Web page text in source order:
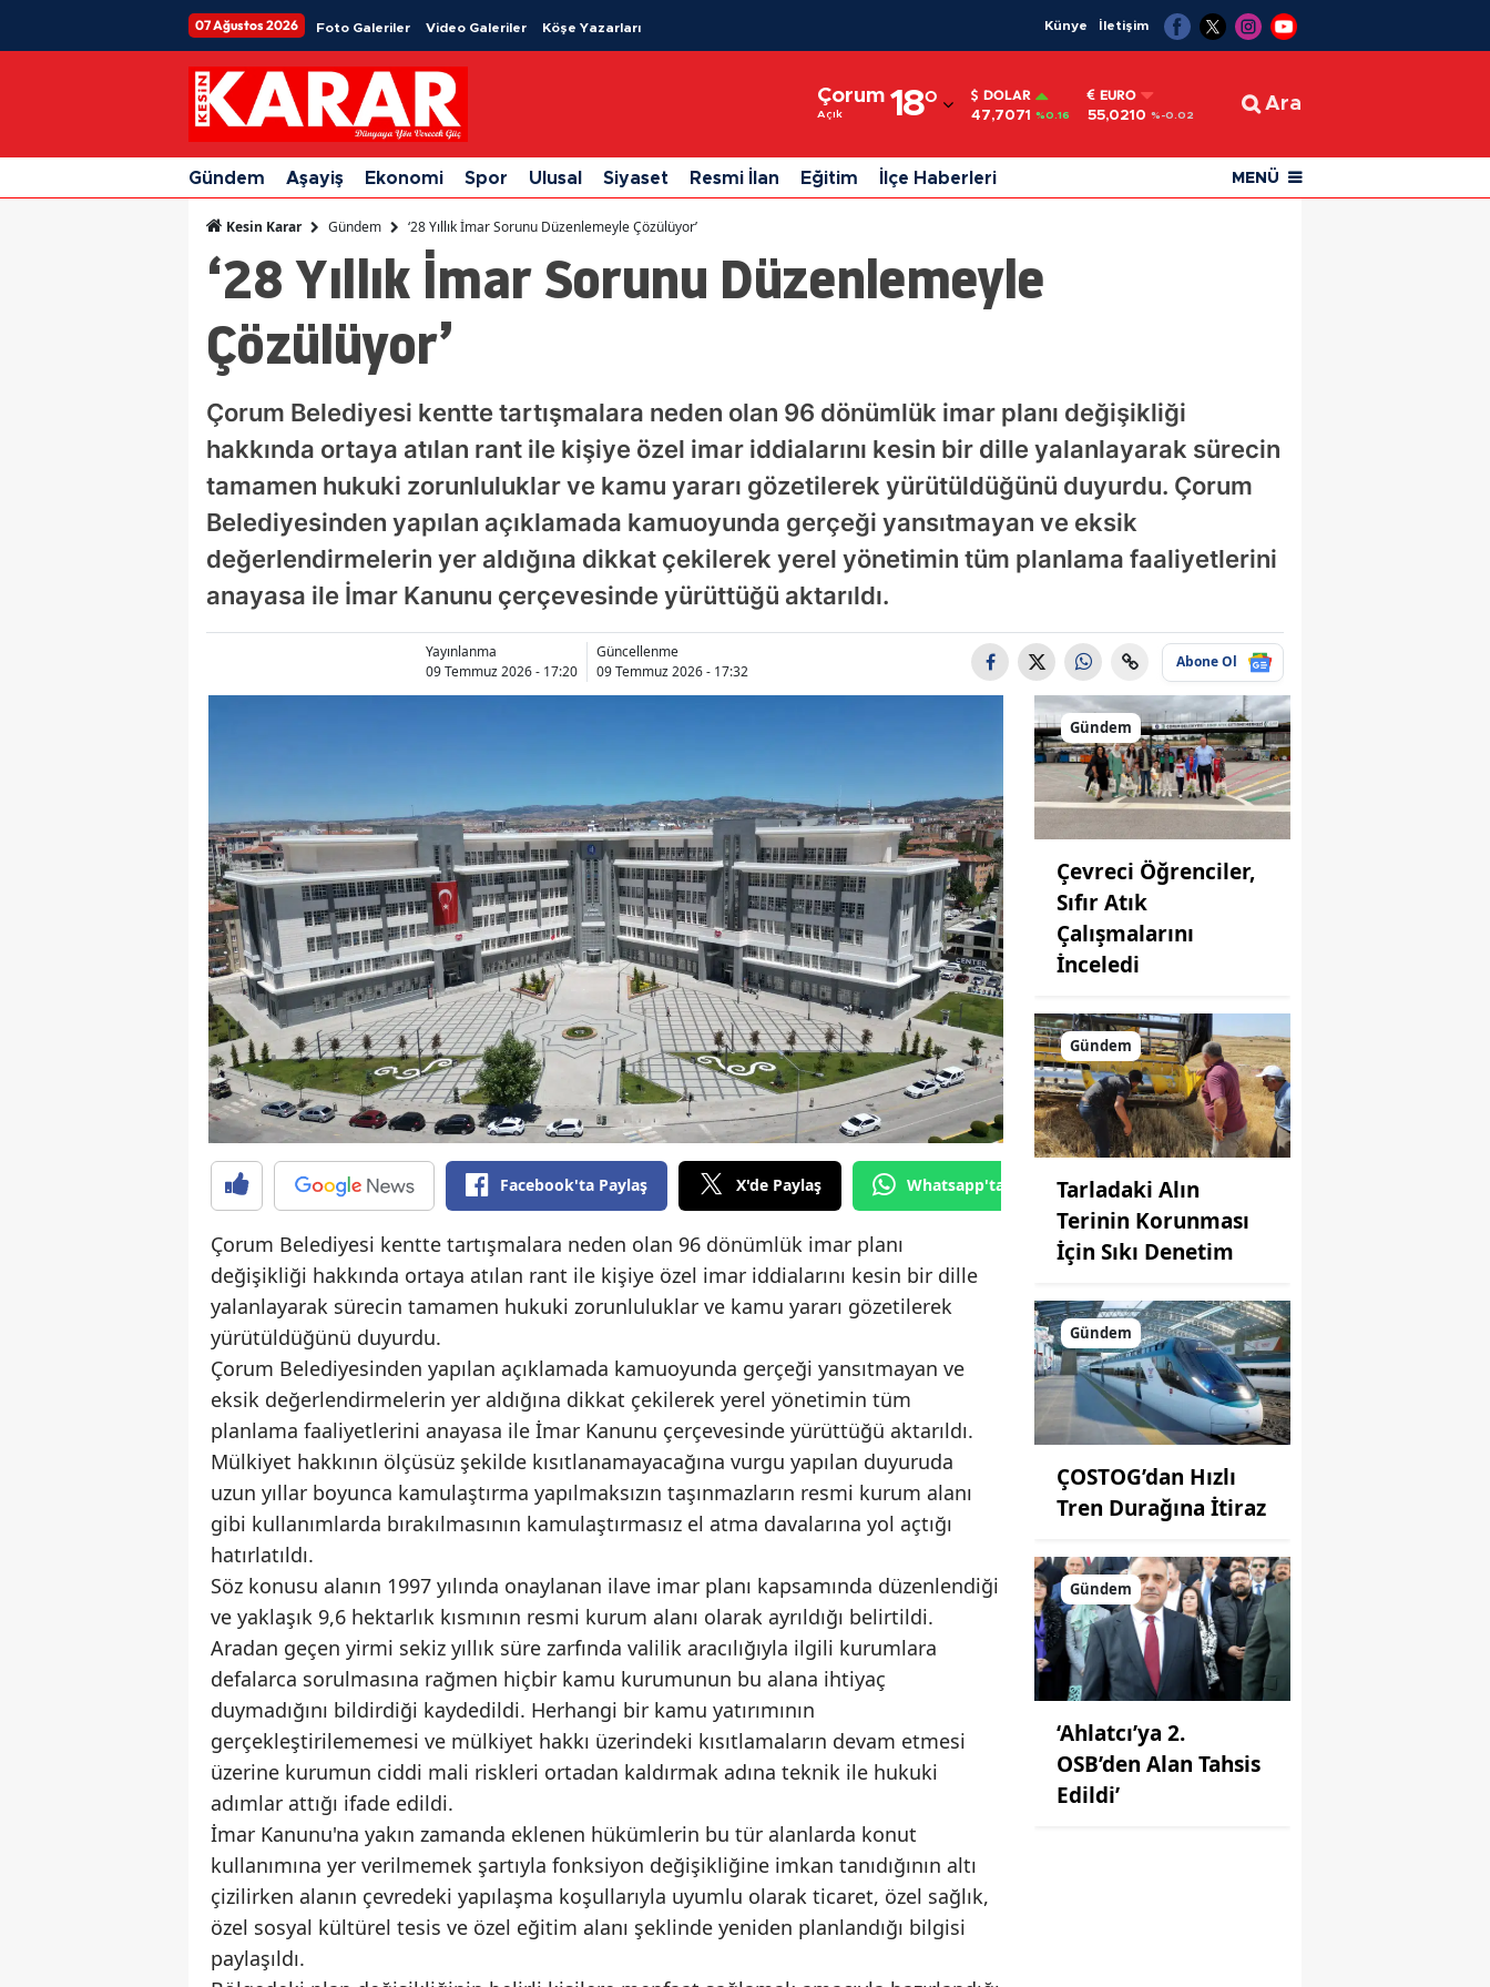
07 Ağustos 2026 Foto Galeriler Video Galeriler Köşe Yazarları Künye İletişim
Çorum
Açık 18°
Adıyaman
Afyonkarahisar
Ağrı
Ankara
Aydın
Balıkesir
Bilecik
Bingöl
Bitlis
Burdur
Çankırı
Çorum
Denizli
Diyarbakır
Edirne
Elazığ
Erzincan
Erzurum
Eskişehir
Gaziantep
Hatay
Isparta
Mersin
İzmir
Kars
Kayseri
Kırşehir
Kocaeli
Konya
DOLAR
47,7071 %0.16
EURO
55,0210 %-0.02
Ara
Gündem Aşayiş Ekonomi Spor Ulusal Siyaset Resmi İlan Eğitim İlçe Haberleri MENÜ
Kesin Karar Gündem ‘28 Yıllık İmar Sorunu Düzenlemeyle Çözülüyor’
‘28 Yıllık İmar Sorunu Düzenlemeyle
Çözülüyor’
Çorum Belediyesi kentte tartışmalara neden olan 96 dönümlük imar planı değişikliği
hakkında ortaya atılan rant ile kişiye özel imar iddialarını kesin bir dille yalanlayarak sürecin
tamamen hukuki zorunluluklar ve kamu yararı gözetilerek yürütüldüğünü duyurdu. Çorum
Belediyesinden yapılan açıklamada kamuoyunda gerçeği yansıtmayan ve eksik
değerlendirmelerin yer aldığına dikkat çekilerek yerel yönetimin tüm planlama faaliyetlerini
anayasa ile İmar Kanunu çerçevesinde yürüttüğü aktarıldı.
Yayınlanma
09 Temmuz 2026 - 17:20
Güncellenme
09 Temmuz 2026 - 17:32
Abone Ol
Facebook'ta Paylaş X'de Paylaş Whatsapp'tan Gönder
Çorum Belediyesi kentte tartışmalara neden olan 96 dönümlük imar planı
değişikliği hakkında ortaya atılan rant ile kişiye özel imar iddialarını kesin bir dille
yalanlayarak sürecin tamamen hukuki zorunluluklar ve kamu yararı gözetilerek
yürütüldüğünü duyurdu.
Çorum Belediyesinden yapılan açıklamada kamuoyunda gerçeği yansıtmayan ve
eksik değerlendirmelerin yer aldığına dikkat çekilerek yerel yönetimin tüm
planlama faaliyetlerini anayasa ile İmar Kanunu çerçevesinde yürüttüğü aktarıldı.
Mülkiyet hakkının ölçüsüz şekilde kısıtlanamayacağına vurgu yapılan duyuruda
uzun yıllar boyunca kamulaştırma yapılmaksızın taşınmazların resmi kurum alanı
gibi kullanımlarda bırakılmasının kamulaştırmasız el atma davalarına yol açtığı
hatırlatıldı.
Söz konusu alanın 1997 yılında onaylanan ilave imar planı kapsamında düzenlendiği
ve yaklaşık 9,6 hektarlık kısmının resmi kurum alanı olarak ayrıldığı belirtildi.
Aradan geçen yirmi sekiz yıllık süre zarfında valilik aracılığıyla ilgili kurumlara
defalarca sorulmasına rağmen hiçbir kamu kurumunun bu alana ihtiyaç
duymadığını bildirdiği kaydedildi. Herhangi bir kamu yatırımının
gerçekleştirilememesi ve mülkiyet hakkı üzerindeki kısıtlamaların devam etmesi
üzerine kurumun ciddi mali riskleri ortadan kaldırmak adına teknik ile hukuki
adımlar attığı ifade edildi.
İmar Kanunu'na yakın zamanda eklenen hükümlerin bu tür alanlarda konut
kullanımına yer verilmemek şartıyla fonksiyon değişikliğine imkan tanıdığının altı
çizilirken alanın çevredeki yapılaşma koşullarıyla uyumlu olarak ticaret, özel sağlık,
özel sosyal kültürel tesis ve özel eğitim alanı şeklinde yeniden planlandığı bilgisi
paylaşıldı.
Gündem
Çevreci Öğrenciler,
Sıfır Atık
Çalışmalarını
İnceledi
Gündem
Tarladaki Alın
Terinin Korunması
İçin Sıkı Denetim
Gündem
ÇOSTOG’dan Hızlı
Tren Durağına İtiraz
Gündem
‘Ahlatcı’ya 2.
OSB’den Alan Tahsis
Edildi’